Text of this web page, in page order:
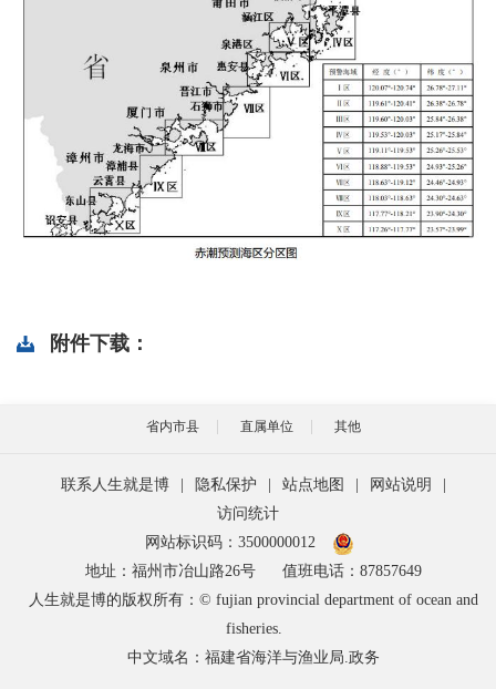
附件下载：
省内市县 直属单位 其他
联系人生就是博 隐私保护 站点地图 网站说明
访问统计
网站标识码：3500000012
地址：福州市冶山路26号
值班电话：87857649
人生就是博的版权所有：© fujian provincial department of ocean and
fisheries.
中文域名：福建省海洋与渔业局.政务